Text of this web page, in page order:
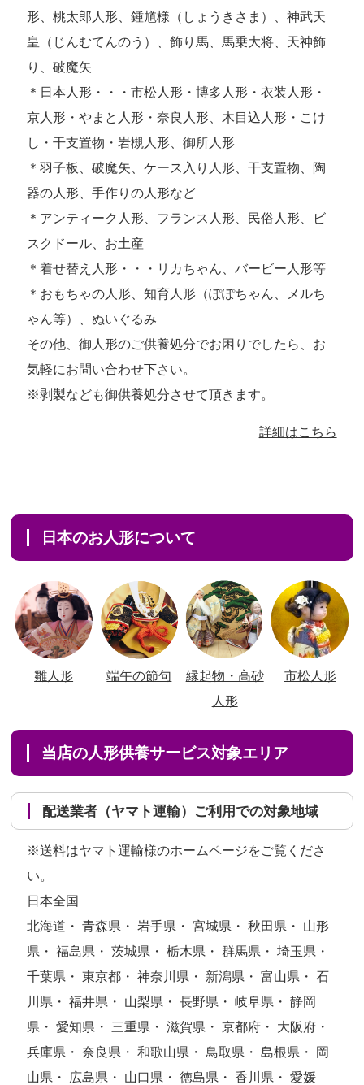
形、桃太郎人形、鍾馗様（しょうきさま）、神武天
皇（じんむてんのう）、飾り馬、馬乗大将、天神飾
り、破魔矢
＊日本人形・・・市松人形・博多人形・衣装人形・
京人形・やまと人形・奈良人形、木目込人形・こけ
し・干支置物・岩槻人形、御所人形
＊羽子板、破魔矢、ケース入り人形、干支置物、陶
器の人形、手作りの人形など
＊アンティーク人形、フランス人形、民俗人形、ビ
スクドール、お土産
＊着せ替え人形・・・リカちゃん、バービー人形等
＊おもちゃの人形、知育人形（ぽぽちゃん、メルち
ゃん等）、ぬいぐるみ
その他、御人形のご供養処分でお困りでしたら、お
気軽にお問い合わせ下さい。
※剥製なども御供養処分させて頂きます。
詳細はこちら
日本のお人形について
雛人形 端午の節句
縁起物・高砂
人形
市松人形
当店の人形供養サービス対象エリア
配送業者（ヤマト運輸）ご利用での対象地域
※送料はヤマト運輸様のホームページをご覧くださ
い。
日本全国
北海道・ 青森県・ 岩手県・ 宮城県・ 秋田県・ 山形
県・ 福島県・ 茨城県・ 栃木県・ 群馬県・ 埼玉県・
千葉県・ 東京都・ 神奈川県・ 新潟県・ 富山県・ 石
川県・ 福井県・ 山梨県・ 長野県・ 岐阜県・ 静岡
県・ 愛知県・ 三重県・ 滋賀県・ 京都府・ 大阪府・
兵庫県・ 奈良県・ 和歌山県・ 鳥取県・ 島根県・ 岡
山県・ 広島県・ 山口県・ 徳島県・ 香川県・ 愛媛